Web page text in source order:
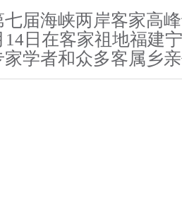
海峡两岸客家高峰
14日在客家祖地福建
家学者和众多客属乡